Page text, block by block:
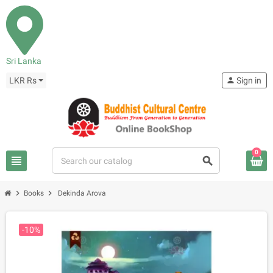
Sri Lanka
LKR Rs
view_headline search
person Sign in
0
chevron_right Books chevron_right Dekinda Arova
-10%